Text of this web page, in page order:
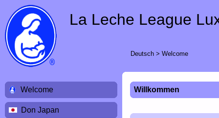
La Leche League
Deutsch > Welcome
Welcome
Don Japan
Willkommen